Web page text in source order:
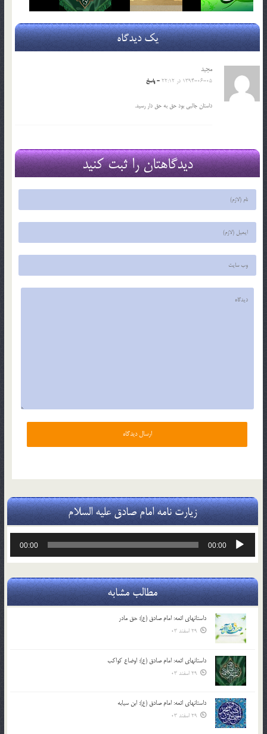
یک دیدگاه
مجید
1394-06-05 در 22:12 - پاسخ
داستان جالبی بود حق به حق دار رسید.
دیدگاهتان را ثبت کنید
زیارت نامه امام صادق علیه السلام
پخش‌کننده
00:00
00:00
مطالب مشابه
داستانهای ائمه: امام صادق (ع): حق مادر
29 اسفند 03
داستانهای ائمه: امام صادق (ع): اوضاع کواکب
29 اسفند 03
داستانهای ائمه: امام صادق (ع): ابن سیابه
29 اسفند 03